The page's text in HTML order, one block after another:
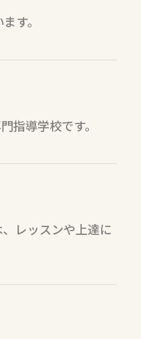
す。
導学校です。
レッスンや上達に